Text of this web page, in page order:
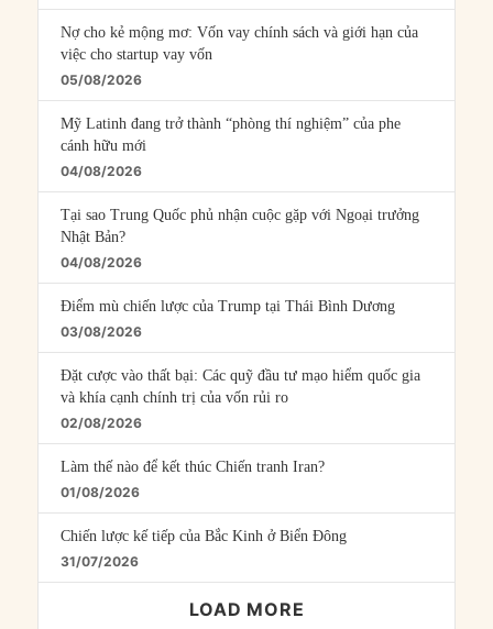
Nợ cho kẻ mộng mơ: Vốn vay chính sách và giới hạn của
việc cho startup vay vốn
05/08/2026
Mỹ Latinh đang trở thành “phòng thí nghiệm” của phe
cánh hữu mới
04/08/2026
Tại sao Trung Quốc phủ nhận cuộc gặp với Ngoại trưởng
Nhật Bản?
04/08/2026
Điểm mù chiến lược của Trump tại Thái Bình Dương
03/08/2026
Đặt cược vào thất bại: Các quỹ đầu tư mạo hiểm quốc gia
và khía cạnh chính trị của vốn rủi ro
02/08/2026
Làm thế nào để kết thúc Chiến tranh Iran?
01/08/2026
Chiến lược kế tiếp của Bắc Kinh ở Biển Đông
31/07/2026
LOAD MORE